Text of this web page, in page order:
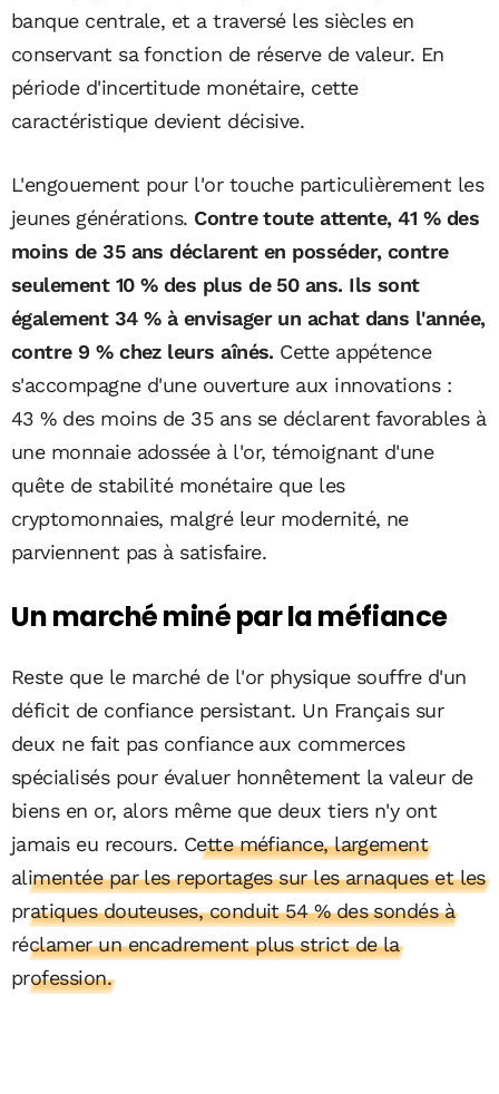
banque centrale, et a traversé les siècles en
conservant sa fonction de réserve de valeur. En
période d'incertitude monétaire, cette
caractéristique devient décisive.
L'engouement pour l'or touche particulièrement les
jeunes générations. Contre toute attente, 41 % des
moins de 35 ans déclarent en posséder, contre
seulement 10 % des plus de 50 ans. Ils sont
également 34 % à envisager un achat dans l'année,
contre 9 % chez leurs aînés. Cette appétence
s'accompagne d'une ouverture aux innovations :
43 % des moins de 35 ans se déclarent favorables à
une monnaie adossée à l'or, témoignant d'une
quête de stabilité monétaire que les
cryptomonnaies, malgré leur modernité, ne
parviennent pas à satisfaire.
Un marché miné par la méfiance
Reste que le marché de l'or physique souffre d'un
déficit de confiance persistant. Un Français sur
deux ne fait pas confiance aux commerces
spécialisés pour évaluer honnêtement la valeur de
biens en or, alors même que deux tiers n'y ont
jamais eu recours. Cette méfiance, largement
alimentée par les reportages sur les arnaques et les
pratiques douteuses, conduit 54 % des sondés à
réclamer un encadrement plus strict de la
profession.